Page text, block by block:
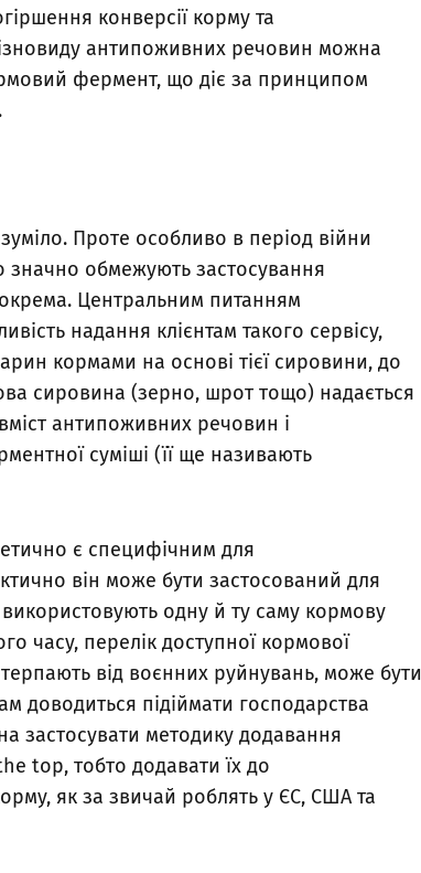
конверсії корму та
антипоживних речовин можна
фермент, що діє за принципом
Проте особливо в період війни
значно обмежують застосування
Центральним питанням
надання клієнтам такого сервісу,
кормами на основі тієї сировини, до
сировина (зерно, шрот тощо) надається
антипоживних речовин і
суміші (її ще називають
є специфічним для
він може бути застосований для
одну й ту саму кормову
часу, перелік доступної кормової
від воєнних руйнувань, може бути
доводиться підіймати господарства
застосувати методику додавання
top, тобто додавати їх до
як за звичай роблять у ЄС, США та